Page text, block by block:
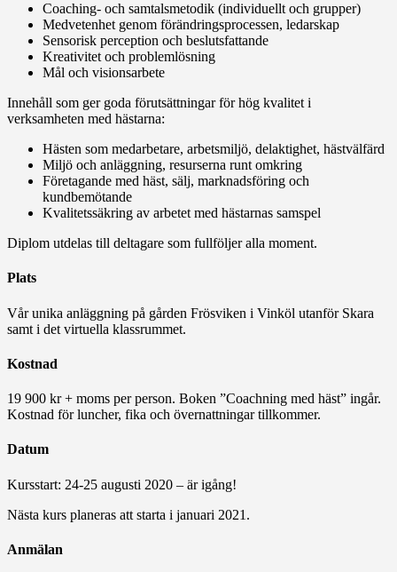
Coaching- och samtalsmetodik (individuellt och grupper)
Medvetenhet genom förändringsprocessen, ledarskap
Sensorisk perception och beslutsfattande
Kreativitet och problemlösning
Mål och visionsarbete
Innehåll som ger goda förutsättningar för hög kvalitet i
verksamheten med hästarna:
Hästen som medarbetare, arbetsmiljö, delaktighet, hästvälfärd
Miljö och anläggning, resurserna runt omkring
Företagande med häst, sälj, marknadsföring och
kundbemötande
Kvalitetssäkring av arbetet med hästarnas samspel
Diplom utdelas till deltagare som fullföljer alla moment.
Plats
Vår unika anläggning på gården Frösviken i Vinköl utanför Skara
samt i det virtuella klassrummet.
Kostnad
19 900 kr + moms per person. Boken ”Coachning med häst” ingår.
Kostnad för luncher, fika och övernattningar tillkommer.
Datum
Kursstart: 24-25 augusti 2020 – är igång!
Nästa kurs planeras att starta i januari 2021.
Anmälan